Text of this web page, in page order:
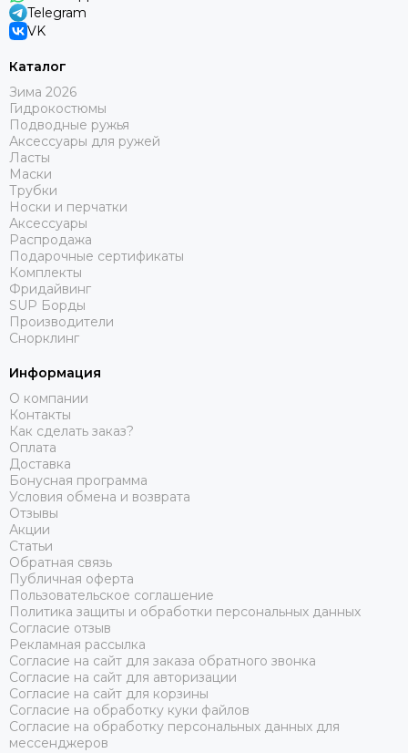
Telegram
VK
Каталог
Зима 2026
Гидрокостюмы
Подводные ружья
Аксессуары для ружей
Ласты
Маски
Трубки
Носки и перчатки
Аксессуары
Распродажа
Подарочные сертификаты
Комплекты
Фридайвинг
SUP Борды
Производители
Снорклинг
Информация
О компании
Контакты
Как сделать заказ?
Оплата
Доставка
Бонусная программа
Условия обмена и возврата
Отзывы
Акции
Статьи
Обратная связь
Публичная оферта
Пользовательское соглашение
Политика защиты и обработки персональных данных
Согласие отзыв
Рекламная рассылка
Согласие на сайт для заказа обратного звонка
Согласие на сайт для авторизации
Согласие на сайт для корзины
Согласие на обработку куки файлов
Согласие на обработку персональных данных для
мессенджеров